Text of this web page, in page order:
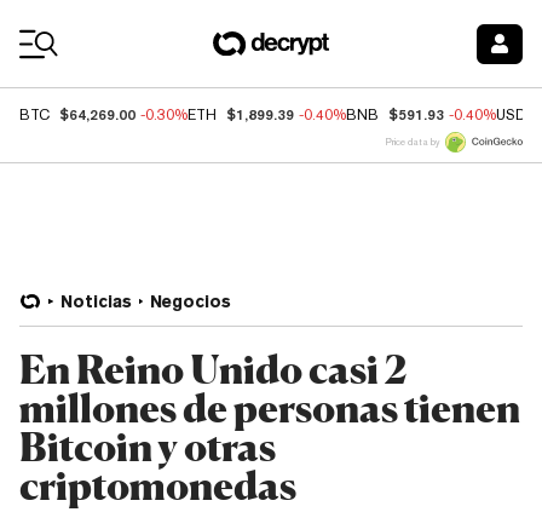
BTC $64,269.00 -0.30%ETH $1,899.39 -0.40%BNB $591.93 -0.40%USDC
Price data by
Noticias Negocios
En Reino Unido casi 2
millones de personas tienen
Bitcoin y otras
criptomonedas